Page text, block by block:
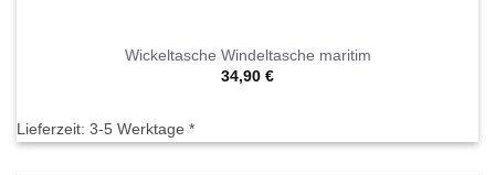
Wickeltasche Windeltasche maritim
34,90 €
Lieferzeit: 3-5 Werktage *